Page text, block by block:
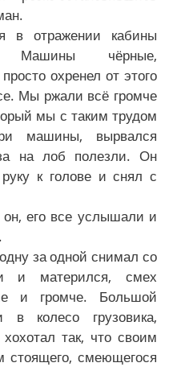
в отражении кабины
Машины чёрные,
охренел от этого
Мы ржали всё громче
мы с таким трудом
машины, вырвался
на лоб полезли. Он
к голове и снял с
его все услышали и
за одной снимал со
и матерился, смех
и громче. Большой
в колесо грузовика,
так, что своим
стоящего, смеющегося